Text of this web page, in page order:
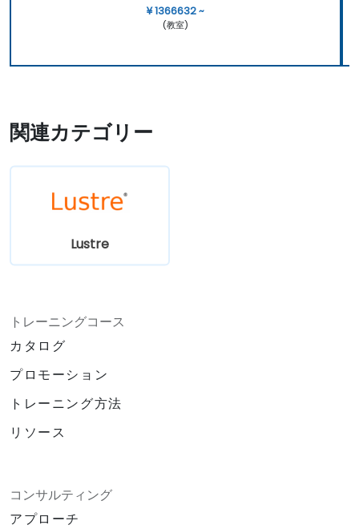
¥ 1366632 ~
(教室)
関連カテゴリー
Lustre
トレーニングコース
カタログ
プロモーション
トレーニング方法
リソース
コンサルティング
アプローチ